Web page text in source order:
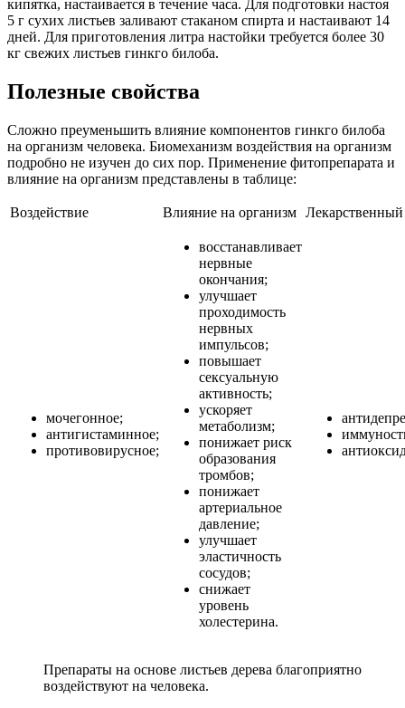
кипятка, настаивается в течение часа. Для подготовки настоя
5 г сухих листьев заливают стаканом спирта и настаивают 14
дней. Для приготовления литра настойки требуется более 30
кг свежих листьев гинкго билоба.
Полезные свойства
Сложно преуменьшить влияние компонентов гинкго билоба
на организм человека. Биомеханизм воздействия на организм
подробно не изучен до сих пор. Применение фитопрепарата и
влияние на организм представлены в таблице:
Воздействие Влияние на организм
мочегонное;
антигистаминное;
противовирусное;
восстанавливает
нервные
окончания;
улучшает
проходимость
нервных
импульсов;
повышает
сексуальную
активность;
ускоряет
метаболизм;
понижает риск
образования
тромбов;
понижает
артериальное
давление;
улучшает
эластичность
сосудов;
снижает
уровень
холестерина.
Препараты на основе листьев дерева благоприятно
воздействуют на человека.